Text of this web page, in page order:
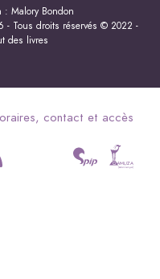
: Malory Bondon
- Tous droits réservés © 2022 -
des livres
contact et accès